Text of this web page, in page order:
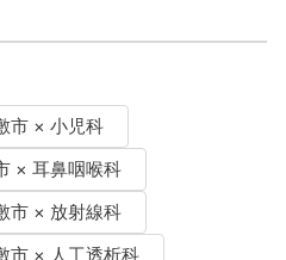
市 × 小児科
× 耳鼻咽喉科
市 × 放射線科
市 × 人工透析科